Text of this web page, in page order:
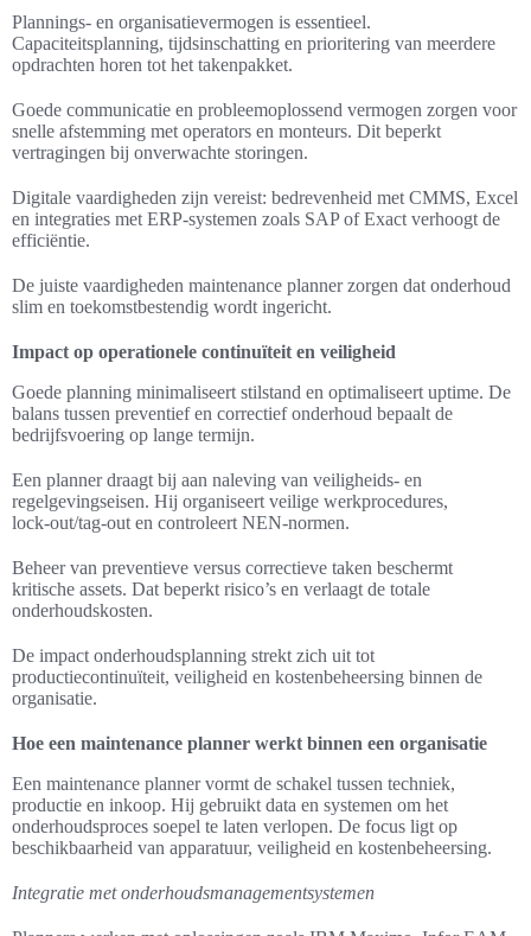
Plannings- en organisatievermogen is essentieel.
Capaciteitsplanning, tijdsinschatting en prioritering van meerdere
opdrachten horen tot het takenpakket.
Goede communicatie en probleemoplossend vermogen zorgen voor
snelle afstemming met operators en monteurs. Dit beperkt
vertragingen bij onverwachte storingen.
Digitale vaardigheden zijn vereist: bedrevenheid met CMMS, Excel
en integraties met ERP-systemen zoals SAP of Exact verhoogt de
efficiëntie.
De juiste vaardigheden maintenance planner zorgen dat onderhoud
slim en toekomstbestendig wordt ingericht.
Impact op operationele continuïteit en veiligheid
Goede planning minimaliseert stilstand en optimaliseert uptime. De
balans tussen preventief en correctief onderhoud bepaalt de
bedrijfsvoering op lange termijn.
Een planner draagt bij aan naleving van veiligheids- en
regelgevingseisen. Hij organiseert veilige werkprocedures,
lock‑out/tag‑out en controleert NEN-normen.
Beheer van preventieve versus correctieve taken beschermt
kritische assets. Dat beperkt risico’s en verlaagt de totale
onderhoudskosten.
De impact onderhoudsplanning strekt zich uit tot
productiecontinuïteit, veiligheid en kostenbeheersing binnen de
organisatie.
Hoe een maintenance planner werkt binnen een organisatie
Een maintenance planner vormt de schakel tussen techniek,
productie en inkoop. Hij gebruikt data en systemen om het
onderhoudsproces soepel te laten verlopen. De focus ligt op
beschikbaarheid van apparatuur, veiligheid en kostenbeheersing.
Integratie met onderhoudsmanagementsystemen